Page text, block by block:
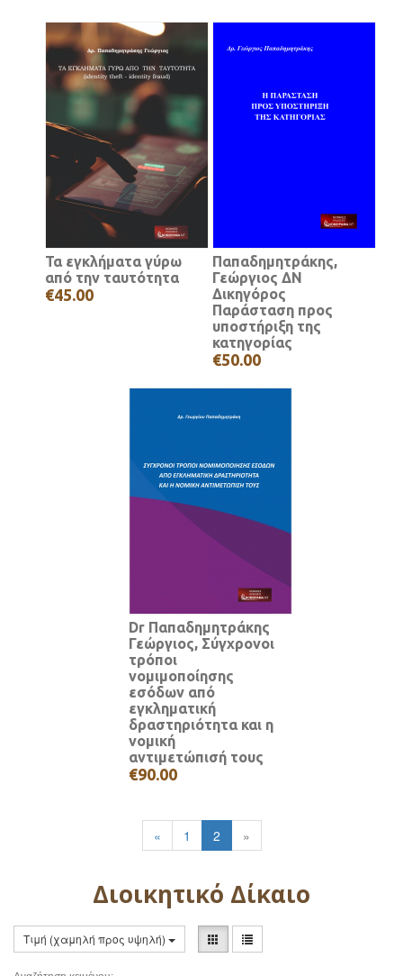
Τα εγκλήματα γύρω
από την ταυτότητα
€45.00
Παπαδημητράκης,
Γεώργιος ΔΝ
Δικηγόρος
Παράσταση προς
υποστήριξη της
κατηγορίας
€50.00
Dr Παπαδημητράκης
Γεώργιος, Σύγχρονοι
τρόποι
νομιμοποίησης
εσόδων από
εγκληματική
δραστηριότητα και η
νομική
αντιμετώπισή τους
€90.00
« 1 2 »
Διοικητικό Δίκαιο
Τιμή (χαμηλή προς υψηλή)